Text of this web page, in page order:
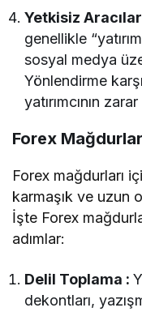
Yetkisiz
genellikle
sosyal medya
Yönlendirme
yatırımcının
Forex
Forex mağdurları
karmaşık ve uzun
İşte Forex
adımlar:
Delil Toplama :
dekontları,